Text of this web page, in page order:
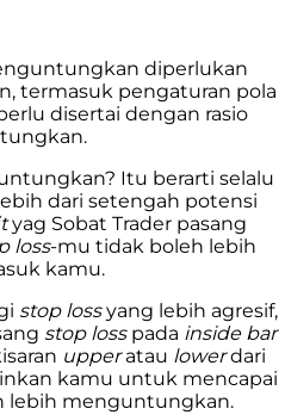
diperlukan
termasuk pengaturan pola
disertai dengan rasio
Itu berarti selalu
dari setengah potensi
yag Sobat Trader pasang
loss-mu tidak boleh lebih
kamu.
stop lossyang lebih agresif,
stop losspada inside bar
upperatau lowerdari
kamu untuk mencapai
lebih menguntungkan.